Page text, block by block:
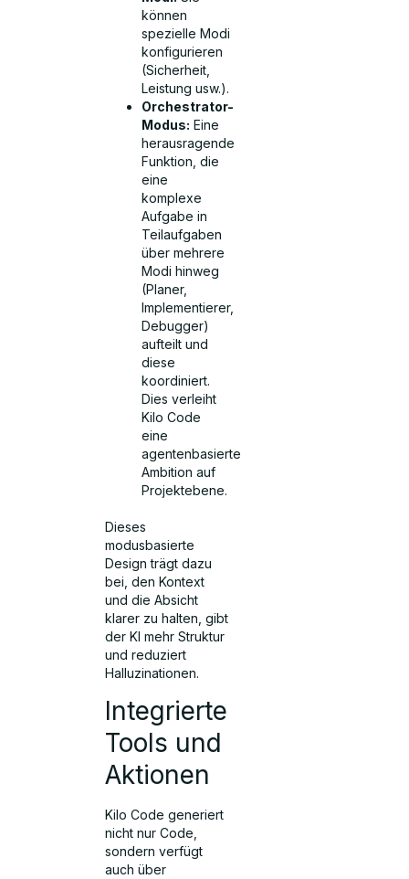
können
spezielle Modi
konfigurieren
(Sicherheit,
Leistung usw.).
Orchestrator-
Modus: Eine
herausragende
Funktion, die
eine
komplexe
Aufgabe in
Teilaufgaben
über mehrere
Modi hinweg
(Planer,
Implementierer,
Debugger)
aufteilt und
diese
koordiniert.
Dies verleiht
Kilo Code
eine
agentenbasierte
Ambition auf
Projektebene.
Dieses
modusbasierte
Design trägt dazu
bei, den Kontext
und die Absicht
klarer zu halten, gibt
der KI mehr Struktur
und reduziert
Halluzinationen.
Integrierte
Tools und
Aktionen
Kilo Code generiert
nicht nur Code,
sondern verfügt
auch über